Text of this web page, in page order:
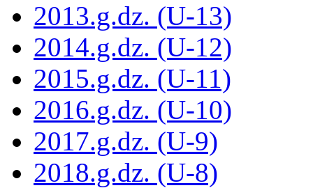
2013.g.dz. (U-13)
2014.g.dz. (U-12)
2015.g.dz. (U-11)
2016.g.dz. (U-10)
2017.g.dz. (U-9)
2018.g.dz. (U-8)